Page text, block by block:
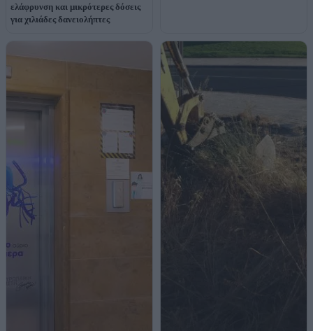
ελάφρυνση και μικρότερες δόσεις
για χιλιάδες δανειολήπτες